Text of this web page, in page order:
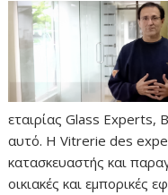
εταιρίας Glass Experts,
αυτό. Η Vitrerie des
κατασκευαστής και
οικιακές και εμπορικές